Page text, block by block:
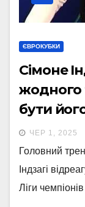
ЄВРОКУБКИ
Сімоне
жодного
бути
ЧЕР 1, 2025
Головний
Індзагі
Ліги